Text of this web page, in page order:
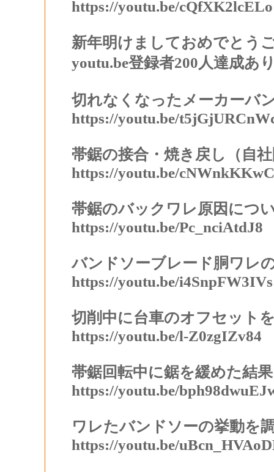
https://youtu.be/cQfXK2lcELo
新年明けましておめでとう
youtu.be登録者200人達成あ
切れなくなったメーカーバ
https://youtu.be/
帯鋸の接合・焼き戻し（自
https://youtu.be/
帯鋸のバックワレ原因につ
https://youtu.be/Pc_nciAtdJ8
バンドソーブレード胴ワレ
https://youtu.be/i4SnpFW3IVs
切削中に台車のオフセット
https://youtu.be/l-Z0zgIZv84
帯鋸回転中に鋸を緩めた結果
https://youtu.be/
ワレたバンドソーの挙動を
https://youtu.be/